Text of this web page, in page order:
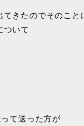
きたのでそのこと
ついて
て送った方が